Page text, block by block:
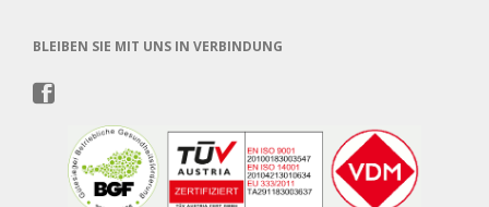
BLEIBEN SIE MIT UNS IN VERBINDUNG